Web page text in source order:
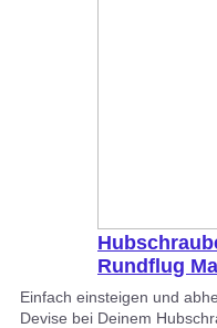
Rundflug
Einfach einsteigen und
Devise bei Deinem